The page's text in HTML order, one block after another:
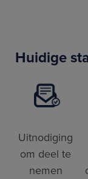
Huidige
Uitnodiging
om deel te
nemen